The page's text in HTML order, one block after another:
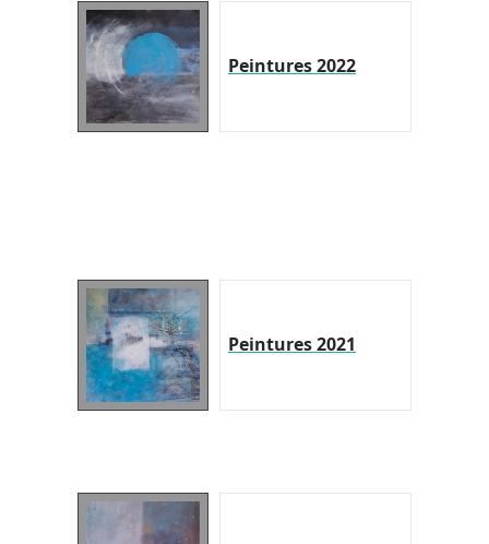
Peintures 2022
Peintures 2021